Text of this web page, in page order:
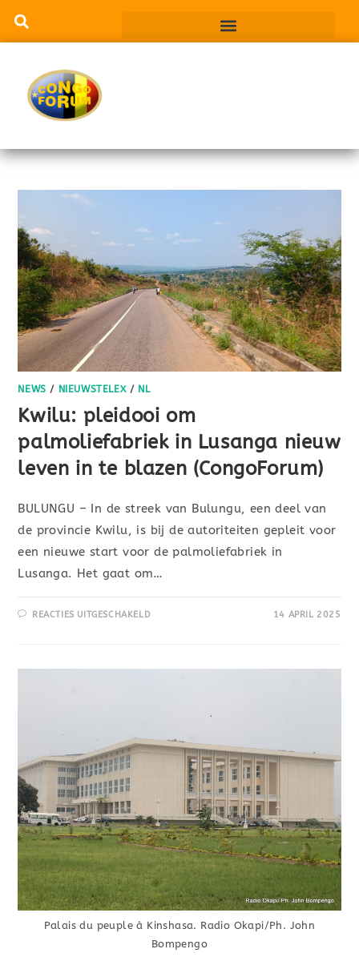
NEWS / NIEUWSTELEX/ NL
Kwilu: pleidooi om
palmoliefabriek in Lusanga nieuw
leven in te blazen (CongoForum)
BULUNGU – In de streek van Bulungu, een deel van
de provincie Kwilu, is bij de autoriteiten gepleit voor
een nieuwe start voor de palmoliefabriek in
Lusanga. Het gaat om…
REACTIES UITGESCHAKELD 14 APRIL 2025
Palais du peuple à Kinshasa. Radio Okapi/Ph. John
Bompengo